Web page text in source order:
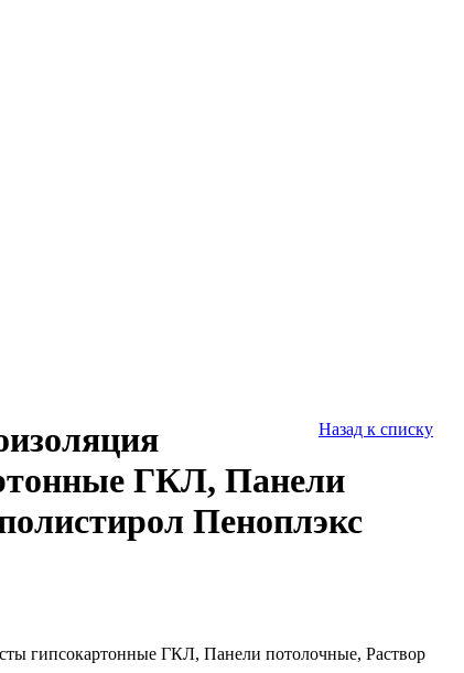
Назад к списку
ГКЛ, Панели
Пеноплэкс
гипсокартонные ГКЛ, Панели потолочные, Раствор